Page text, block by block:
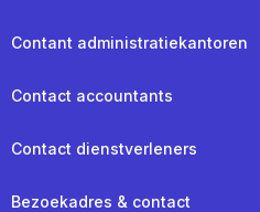
Contant administratiekantoren
Contact accountants
Contact dienstverleners
Bezoekadres & contact